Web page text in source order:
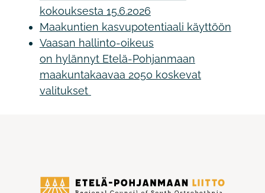
kokouksesta 15.6.2026
Maakuntien kasvupotentiaali käyttöön
Vaasan hallinto-oikeus
on hylännyt Etelä-Pohjanmaan
maakuntakaavaa 2050 koskevat
valitukset
Etelä-